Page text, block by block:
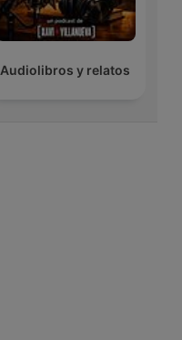
Audiolibros y relatos